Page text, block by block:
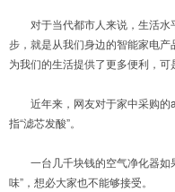
对于当代都市人来说，生活水
步，就是从我们身边的智能家电
为我们的生活提供了更多便利，
近年来，网友对于家中采购的
指“滤芯发酸”。
一台几千块钱的空气净化器如
味”，想必大家也不能够接受。